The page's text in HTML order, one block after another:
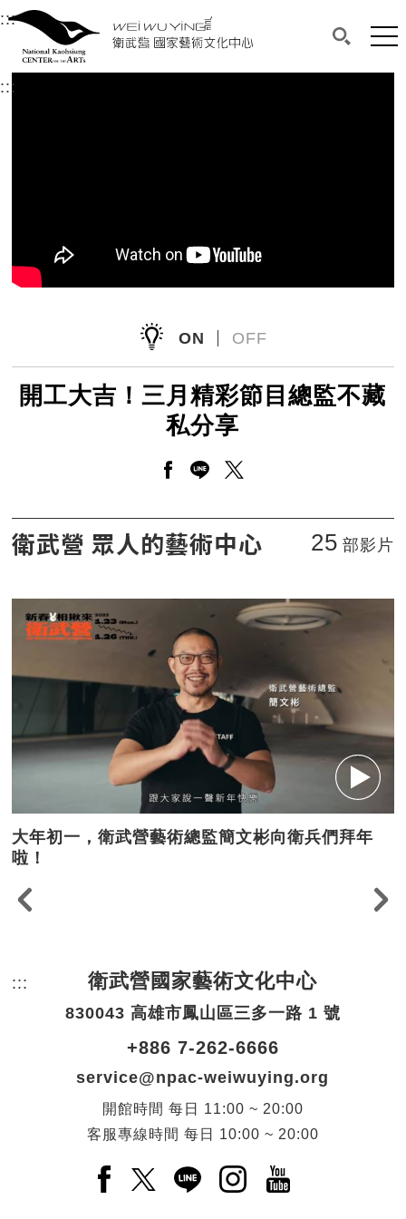
衛武營國家藝術文化中心
中央內容區塊，為本頁主要內容區。
:::選單連結區塊，此區塊列有本網站主要連結。
衛武營國家藝術文化中心
搜尋(開
網
:::
ON OFF
開工大吉！三月精彩節目總監不藏
私分享
另開新視窗分享至facebook
另開新視窗分享至line
另開新視窗分享至
開工大吉！三月精彩節目總監不藏私分享
衛武營 眾人的藝術中心 25 部影片
大年初一，衛武營藝術總監簡文彬向衛兵們拜年
啦！
::: 頁尾網站資訊。
衛武營國家藝術文化中心
830043 高雄市鳳山區三多一路 1 號
+886 7-262-6666
service@npac-weiwuying.org
開館時間 每日
11:00 ~ 20:00
客服專線時間 每日 10:00 ~ 20:00
Facebook(另開新視窗)
X(另開新視窗)
LINE(另開新視窗)
Instagram(另開新視
YouTube(另開